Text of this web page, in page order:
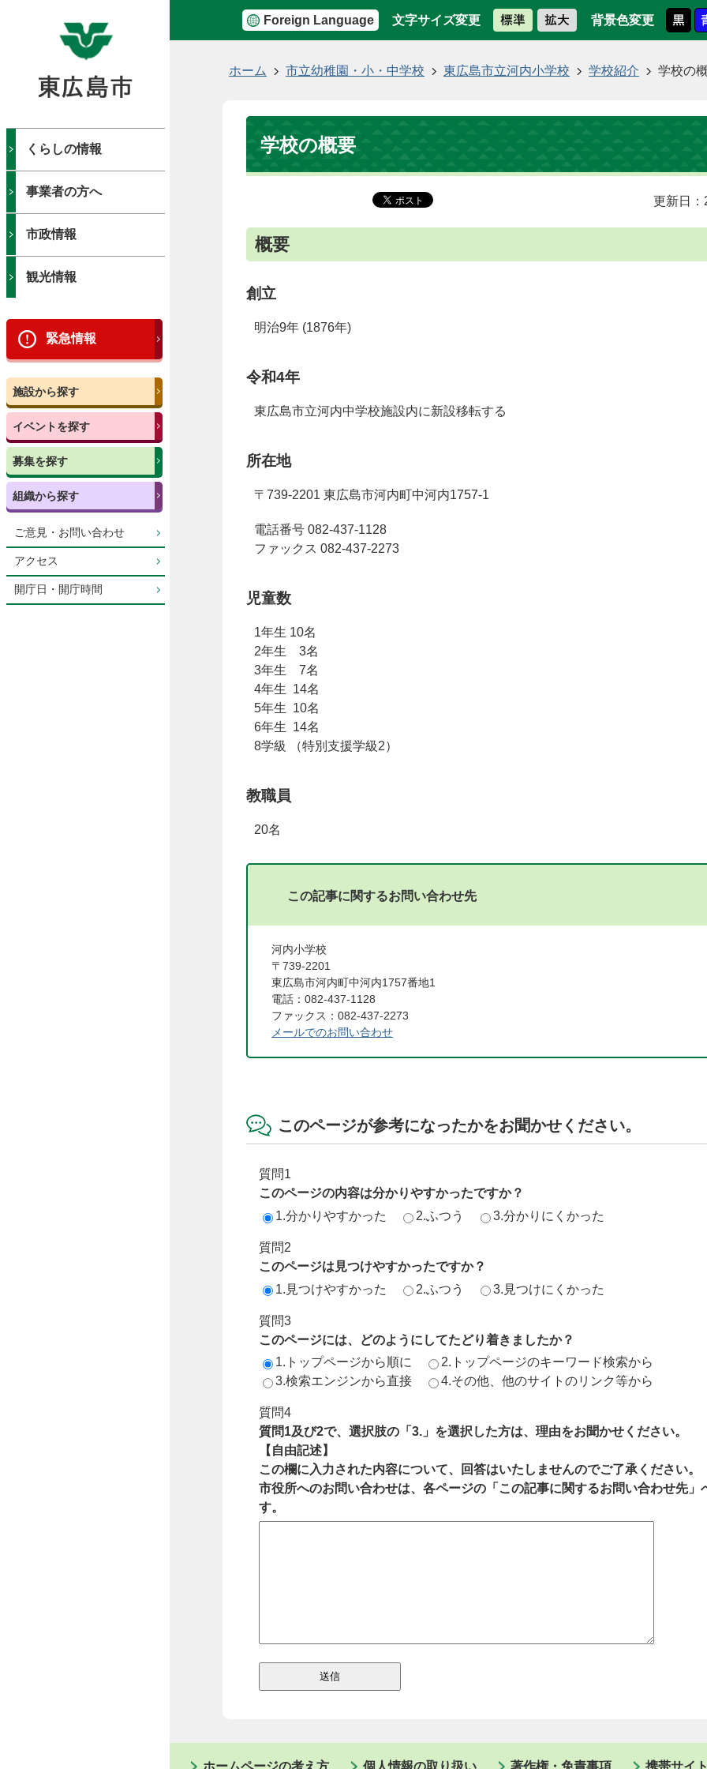
Foreign Language 文字サイズ変更 背景色変更
くらしの情報
事業者の方へ
市政情報
観光情報
緊急情報
施設から探す
イベントを探す
募集を探す
組織から探す
ご意見・お問い合わせ
アクセス
開庁日・開庁時間
ホーム 市立幼稚園・小・中学校 東広島市立河内小学校 学校紹介 学校の
学校の概要
更新日
概要
創立
明治9年 (1876年)
令和4年
東広島市立河内中学校施設内に新設移転する
所在地
〒739-2201 東広島市河内町中河内1757-1
電話番号 082-437-1128
ファックス 082-437-2273
児童数
1年生 10名
2年生 3名
3年生 7名
4年生 14名
5年生 10名
6年生 14名
8学級 （特別支援学級2）
教職員
20名
この記事に関するお問い合わせ先
河内小学校
〒739-2201
東広島市河内町中河内1757番地1
電話：082-437-1128
ファックス：082-437-2273
メールでのお問い合わせ
このページが参考になったかをお聞かせください。
質問1
このページの内容は分かりやすかったですか？
1.分かりやすかった
2.ふつう 3.分かりにくかった
質問2
このページは見つけやすかったですか？
1.見つけやすかった
2.ふつう 3.見つけにくかった
質問3
このページには、どのようにしてたどり着きましたか？
1.トップページから順に
2.トップページのキーワード検索から
3.検索エンジンから直接
4.その他、他のサイトのリンク等から
質問4
質問1及び2で、選択肢の「3.」を選択した方は、理由をお聞かせください。
【自由記述】
この欄に入力された内容について、回答はいたしませんのでご了承ください。
市役所へのお問い合わせは、各ページの「この記事に関するお問い合わせ先」
す。
ホームページの考え方 個人情報の取り扱い 著作権・免責事項 携帯サイ